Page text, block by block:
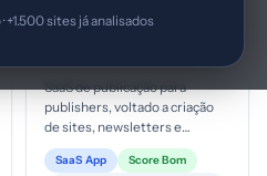
+1.500 sites já analisados
SaaS de publicação para
publishers, voltado a criação
de sites, newsletters e
assinaturas com analytics
nativos. Estágio de
SaaS App
Score Bom